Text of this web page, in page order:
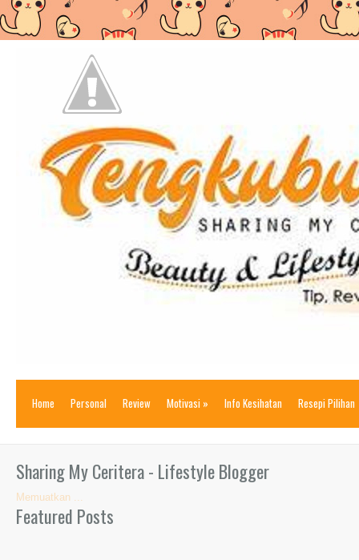
Home Personal Review Motivasi » Info Kesihatan Resepi Pilihan
Sharing My Ceritera - Lifestyle Blogger
Memuatkan ...
Featured Posts